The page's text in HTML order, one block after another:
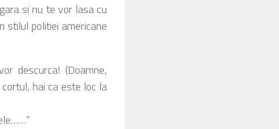
si nu te vor lasa cu
stilul politiei americane
descurca! (Doamne,
hai ca este loc la
cu asta)